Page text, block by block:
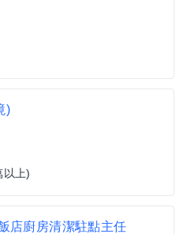
)
以上)
店廚房清潔駐點主任